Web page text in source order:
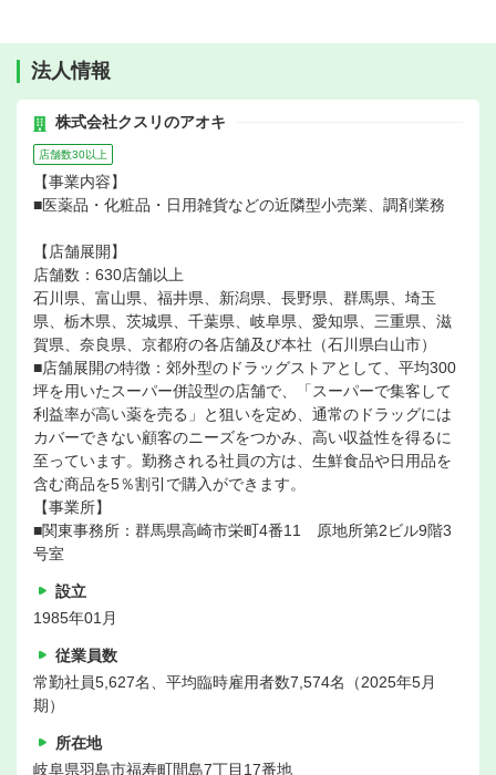
法人情報
株式会社クスリのアオキ
店舗数30以上
【事業内容】
■医薬品・化粧品・日用雑貨などの近隣型小売業、調剤業務
【店舗展開】
店舗数：630店舗以上
石川県、富山県、福井県、新潟県、長野県、群馬県、埼玉
県、栃木県、茨城県、千葉県、岐阜県、愛知県、三重県、滋
賀県、奈良県、京都府の各店舗及び本社（石川県白山市）
■店舗展開の特徴：郊外型のドラッグストアとして、平均300
坪を用いたスーパー併設型の店舗で、「スーパーで集客して
利益率が高い薬を売る」と狙いを定め、通常のドラッグには
カバーできない顧客のニーズをつかみ、高い収益性を得るに
至っています。勤務される社員の方は、生鮮食品や日用品を
含む商品を5％割引で購入ができます。
【事業所】
■関東事務所：群馬県高崎市栄町4番11 原地所第2ビル9階3
号室
設立
1985年01月
従業員数
常勤社員5,627名、平均臨時雇用者数7,574名（2025年5月
期）
所在地
岐阜県羽島市福寿町間島7丁目17番地